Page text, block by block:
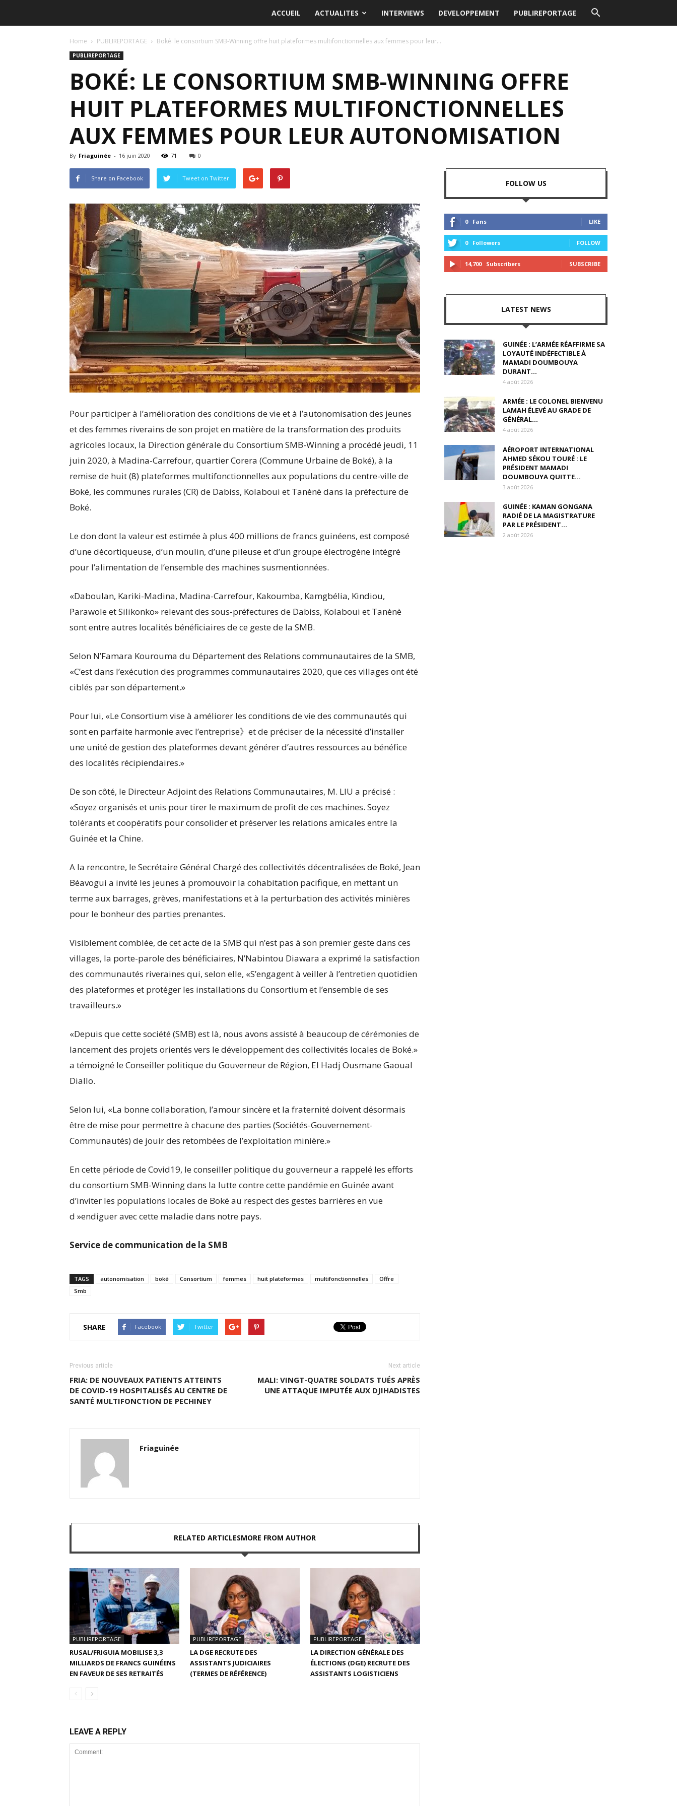
ACCUEIL ACTUALITES INTERVIEWS DEVELOPPEMENT PUBLIREPORTAGE
Home PUBLIREPORTAGE Boké: le consortium SMB-Winning offre huit plateformes multifonctionnelles aux femmes pour leur...
PUBLIREPORTAGE
BOKÉ: LE CONSORTIUM SMB-WINNING OFFRE
HUIT PLATEFORMES MULTIFONCTIONNELLES
AUX FEMMES POUR LEUR AUTONOMISATION
By Friaguinée - 16 juin 2020 71 0
Share on Facebook Tweet on Twitter
Pour participer à l’amélioration des conditions de vie et à l’autonomisation des jeunes
et des femmes riverains de son projet en matière de la transformation des produits
agricoles locaux, la Direction générale du Consortium SMB-Winning a procédé jeudi, 11
juin 2020, à Madina-Carrefour, quartier Corera (Commune Urbaine de Boké), à la
remise de huit (8) plateformes multifonctionnelles aux populations du centre-ville de
Boké, les communes rurales (CR) de Dabiss, Kolaboui et Tanènè dans la préfecture de
Boké.
Le don dont la valeur est estimée à plus 400 millions de francs guinéens, est composé
d’une décortiqueuse, d’un moulin, d’une pileuse et d’un groupe électrogène intégré
pour l’alimentation de l’ensemble des machines susmentionnées.
«Daboulan, Kariki-Madina, Madina-Carrefour, Kakoumba, Kamgbélia, Kindiou,
Parawole et Silikonko» relevant des sous-préfectures de Dabiss, Kolaboui et Tanènè
sont entre autres localités bénéficiaires de ce geste de la SMB.
Selon N’Famara Kourouma du Département des Relations communautaires de la SMB,
«C’est dans l’exécution des programmes communautaires 2020, que ces villages ont été
ciblés par son département.»
Pour lui, «Le Consortium vise à améliorer les conditions de vie des communautés qui
sont en parfaite harmonie avec l’entreprise》et de préciser de la nécessité d’installer
une unité de gestion des plateformes devant générer d’autres ressources au bénéfice
des localités récipiendaires.»
De son côté, le Directeur Adjoint des Relations Communautaires, M. LIU a précisé :
«Soyez organisés et unis pour tirer le maximum de profit de ces machines. Soyez
tolérants et coopératifs pour consolider et préserver les relations amicales entre la
Guinée et la Chine.
A la rencontre, le Secrétaire Général Chargé des collectivités décentralisées de Boké, Jean
Béavogui a invité les jeunes à promouvoir la cohabitation pacifique, en mettant un
terme aux barrages, grèves, manifestations et à la perturbation des activités minières
pour le bonheur des parties prenantes.
Visiblement comblée, de cet acte de la SMB qui n’est pas à son premier geste dans ces
villages, la porte-parole des bénéficiaires, N’Nabintou Diawara a exprimé la satisfaction
des communautés riveraines qui, selon elle, «S’engagent à veiller à l’entretien quotidien
des plateformes et protéger les installations du Consortium et l’ensemble de ses
travailleurs.»
«Depuis que cette société (SMB) est là, nous avons assisté à beaucoup de cérémonies de
lancement des projets orientés vers le développement des collectivités locales de Boké.»
a témoigné le Conseiller politique du Gouverneur de Région, El Hadj Ousmane Gaoual
Diallo.
Selon lui, «La bonne collaboration, l’amour sincère et la fraternité doivent désormais
être de mise pour permettre à chacune des parties (Sociétés-Gouvernement-
Communautés) de jouir des retombées de l’exploitation minière.»
En cette période de Covid19, le conseiller politique du gouverneur a rappelé les efforts
du consortium SMB-Winning dans la lutte contre cette pandémie en Guinée avant
d’inviter les populations locales de Boké au respect des gestes barrières en vue
d »endiguer avec cette maladie dans notre pays.
Service de communication de la SMB
TAGS autonomisation boké Consortium femmes huit plateformes multifonctionnelles
Offre
Smb
SHARE Facebook Twitter
Previous article
FRIA: DE NOUVEAUX PATIENTS ATTEINTS
DE COVID-19 HOSPITALISÉS AU CENTRE DE
SANTÉ MULTIFONCTION DE PECHINEY
Next article
MALI: VINGT-QUATRE SOLDATS TUÉS APRÈS
UNE ATTAQUE IMPUTÉE AUX DJIHADISTES
Friaguinée
RELATED ARTICLESMORE FROM AUTHOR
PUBLIREPORTAGE
RUSAL/FRIGUIA MOBILISE 3,3
MILLIARDS DE FRANCS GUINÉENS
EN FAVEUR DE SES RETRAITÉS
PUBLIREPORTAGE
LA DGE RECRUTE DES
ASSISTANTS JUDICIAIRES
(TERMES DE RÉFÉRENCE)
PUBLIREPORTAGE
LA DIRECTION GÉNÉRALE DES
ÉLECTIONS (DGE) RECRUTE DES
ASSISTANTS LOGISTICIENS
LEAVE A REPLY
FOLLOW US
0 Fans LIKE
0 Followers FOLLOW
14,700 Subscribers SUBSCRIBE
LATEST NEWS
GUINÉE : L’ARMÉE RÉAFFIRME SA
LOYAUTÉ INDÉFECTIBLE À
MAMADI DOUMBOUYA
DURANT...
4 août 2026
ARMÉE : LE COLONEL BIENVENU
LAMAH ÉLEVÉ AU GRADE DE
GÉNÉRAL...
4 août 2026
AÉROPORT INTERNATIONAL
AHMED SÉKOU TOURÉ : LE
PRÉSIDENT MAMADI
DOUMBOUYA QUITTE...
3 août 2026
GUINÉE : KAMAN GONGANA
RADIÉ DE LA MAGISTRATURE
PAR LE PRÉSIDENT...
2 août 2026